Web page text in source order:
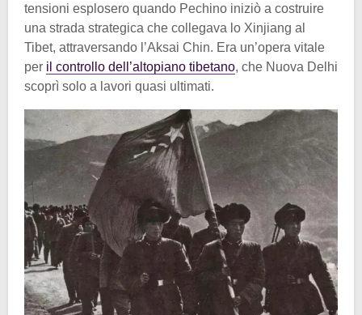
tensioni esplosero quando Pechino iniziò a costruire
una strada strategica che collegava lo Xinjiang al
Tibet, attraversando l’Aksai Chin. Era un’opera vitale
per il controllo dell’altopiano tibetano, che Nuova Delhi
scoprì solo a lavori quasi ultimati.